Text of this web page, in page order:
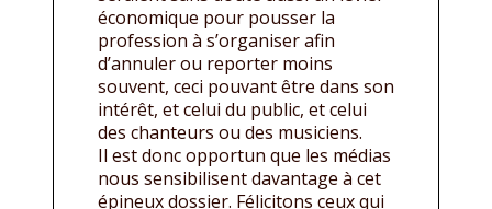
économique pour pousser la
profession à s’organiser afin
d’annuler ou reporter moins
souvent, ceci pouvant être dans son
intérêt, et celui du public, et celui
des chanteurs ou des musiciens.
Il est donc opportun que les médias
nous sensibilisent davantage à cet
épineux dossier. Félicitons ceux qui